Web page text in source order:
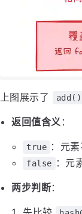
上图展示了 add()
返回值含义 ：
true ：元
false ：元
两步判断：